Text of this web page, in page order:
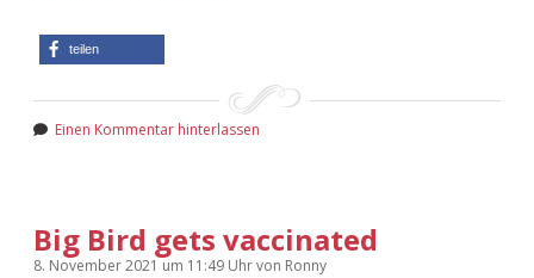
teilen
Einen Kommentar hinterlassen
Big Bird gets vaccinated
8. November 2021 um 11:49 Uhrvon Ronny